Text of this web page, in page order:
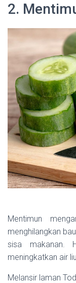
2.
Mentimun
menghilangkan
sisa makanan.
meningkatkan air
Melansir laman